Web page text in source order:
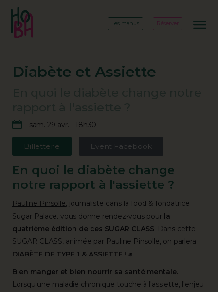
Les menus Réserver
Diabète et Assiette
sam. 29 avr. - 18h30
Billetterie Event Facebook
En quoi le diabète change
notre rapport à l'assiette ?
Pauline Pinsolle, journaliste dans la food & fondatrice
Sugar Palace, vous donne rendez-vous pour la
quatrième édition de ces SUGAR CLASS. Dans cette
SUGAR CLASS, animée par Pauline Pinsolle, on parlera
DIABÈTE DE TYPE 1 & ASSIETTE ! ✊
Bien manger et bien nourrir sa santé mentale.
Lorsqu'une maladie chronique touche à l'assiette, l'enjeu